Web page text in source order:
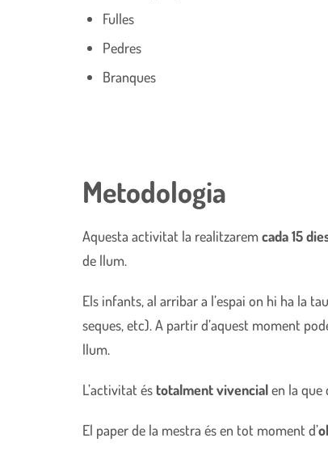
Fulles
Pedres
Branques
Metodologia
Aquesta activitat la realitzaremcada 15
de llum.
Els infants, al arribar a l’espai on hi ha la
seques, etc). A partir d’aquest moment
llum.
L’activitat éstotalment vivencialen la que
El paper de la mestra és en tot moment d’